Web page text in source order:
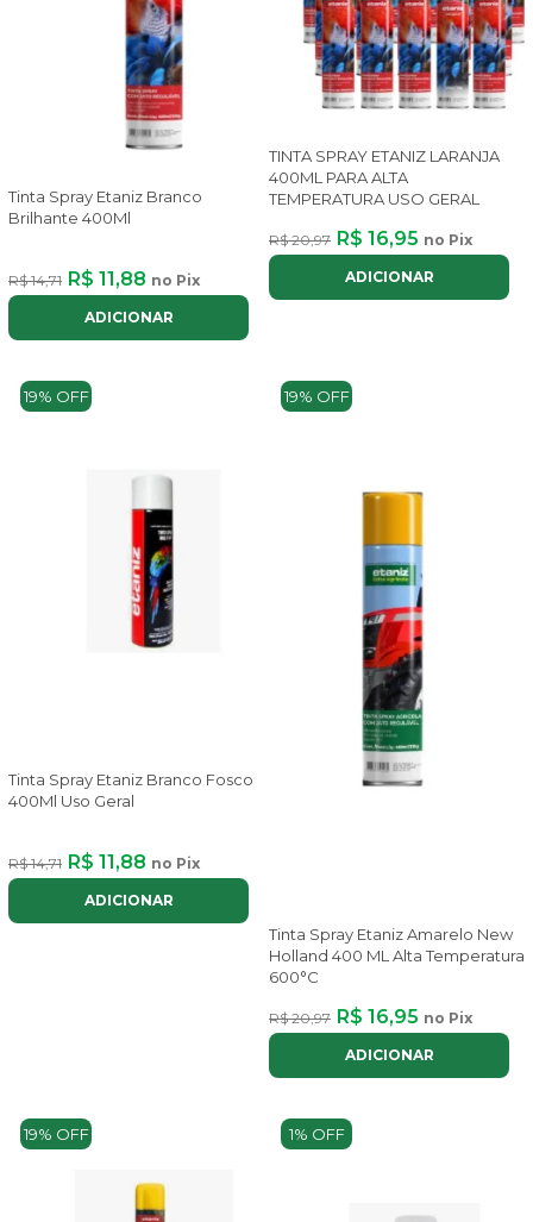
Tinta Spray Etaniz Branco
Brilhante 400Ml
R$ 14,71 R$ 11,88 no Pix
ADICIONAR
TINTA SPRAY ETANIZ LARANJA
400ML PARA ALTA
TEMPERATURA USO GERAL
R$ 20,97 R$ 16,95 no Pix
ADICIONAR
19% OFF
Tinta Spray Etaniz Branco Fosco
400Ml Uso Geral
R$ 14,71 R$ 11,88 no Pix
ADICIONAR
19% OFF
Tinta Spray Etaniz Amarelo New
Holland 400 ML Alta Temperatura
600°C
R$ 20,97 R$ 16,95 no Pix
ADICIONAR
19% OFF 1% OFF